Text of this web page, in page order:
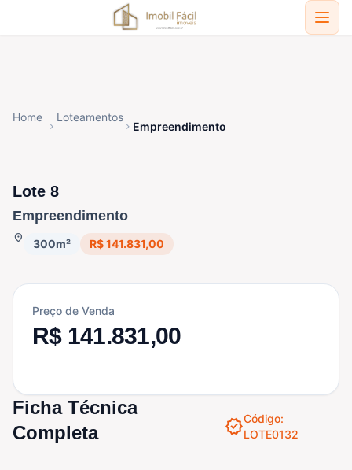
Home
chevron_right
Loteamentos
chevron_right Empreendimento
DISPONÍVEL
Lote 8
Empreendimento
location_on 300m² R$ 141.831,00
Preço de Venda
R$ 141.831,00
Ficha Técnica
Completa
verifiedCódigo:
LOTE0132